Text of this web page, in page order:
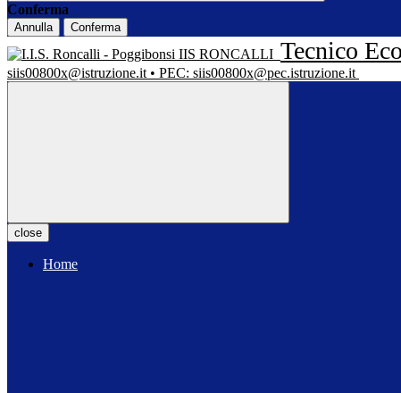
Conferma
Annulla Conferma
IIS RONCALLI Tecnico
siis00800x@istruzione.it • PEC: siis00800x@pec.istruzione.it
close
Home